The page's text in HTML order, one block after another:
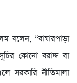
বলেন, “বাঘারপাড়া
কোনো বরাদ্দ বা
সরকারি নীতিমালা